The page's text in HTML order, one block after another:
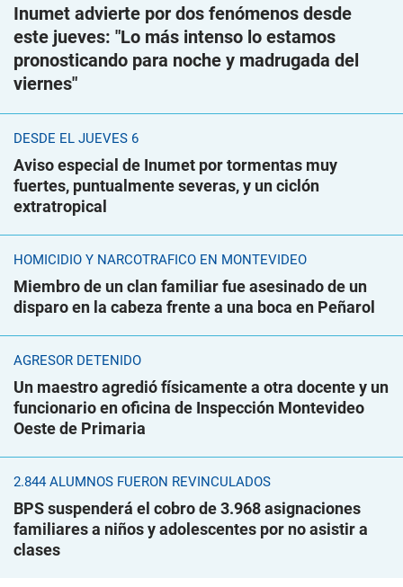
Inumet advierte por dos fenómenos desde
este jueves: "Lo más intenso lo estamos
pronosticando para noche y madrugada del
viernes"
DESDE EL JUEVES 6
Aviso especial de Inumet por tormentas muy
fuertes, puntualmente severas, y un ciclón
extratropical
HOMICIDIO Y NARCOTRÁFICO EN MONTEVIDEO
Miembro de un clan familiar fue asesinado de un
disparo en la cabeza frente a una boca en Peñarol
AGRESOR DETENIDO
Un maestro agredió físicamente a otra docente y un
funcionario en oficina de Inspección Montevideo
Oeste de Primaria
2.844 ALUMNOS FUERON REVINCULADOS
BPS suspenderá el cobro de 3.968 asignaciones
familiares a niños y adolescentes por no asistir a
clases